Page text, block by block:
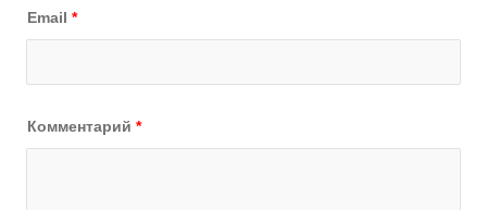
Email *
Комментарий *